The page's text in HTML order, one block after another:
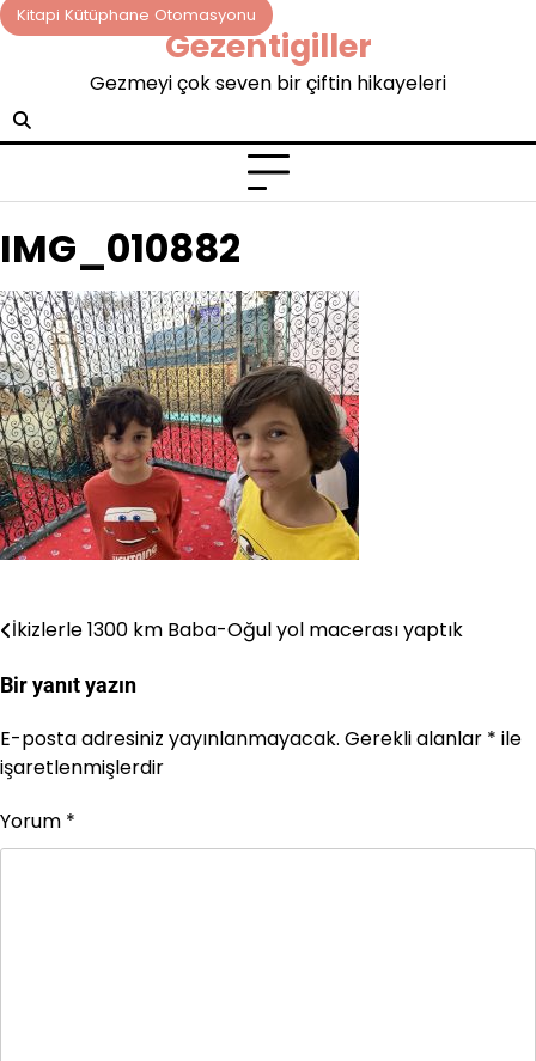
Skip
to
Kitapi Kütüphane Otomasyonu
Gezentigiller
Gezmeyi çok seven bir çiftin hikayeleri
IMG_010882
Yazı
gezinmesi
İkizlerle 1300 km Baba-Oğul yol macerası yaptık
Bir yanıt yazın
E-posta adresiniz yayınlanmayacak. Gerekli alanlar * ile
işaretlenmişlerdir
Yorum *